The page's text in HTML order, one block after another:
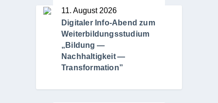
11. August 2026
Digitaler Info-Abend zum
Weiterbildungsstudium
„Bildung —
Nachhaltigkeit —
Transformation”